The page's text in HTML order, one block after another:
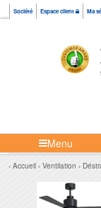
Société Espace client Ma
Menu
Accueil Ventilation